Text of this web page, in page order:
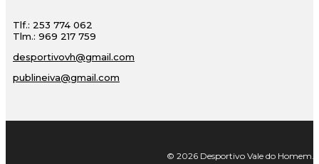
Tlf.: 253 774 062
Tlm.: 969 217 759
desportivovh@gmail.com
publineiva@gmail.com
© 2026 Desportivo Vale do Homem.